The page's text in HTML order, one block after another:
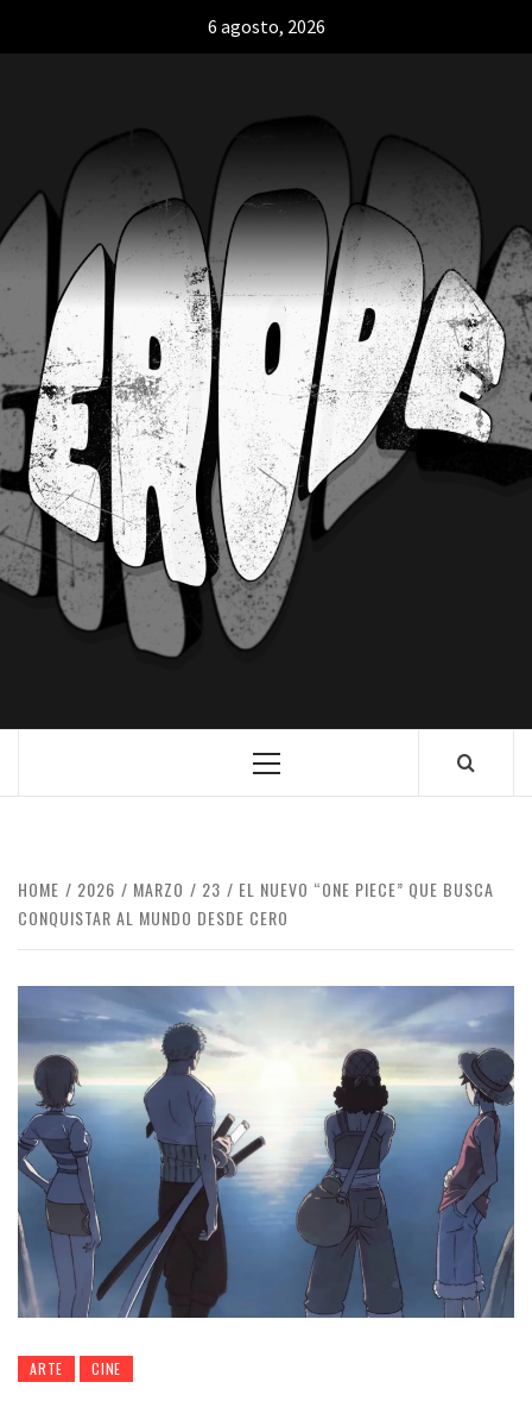
6 agosto, 2026
HOME 2026 MARZO 23
EL NUEVO “ONE PIECE” QUE BUSCA
CONQUISTAR AL MUNDO DESDE CERO
ARTE CINE